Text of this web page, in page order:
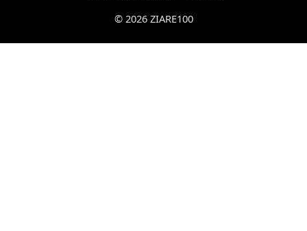
© 2026 ZIARE100